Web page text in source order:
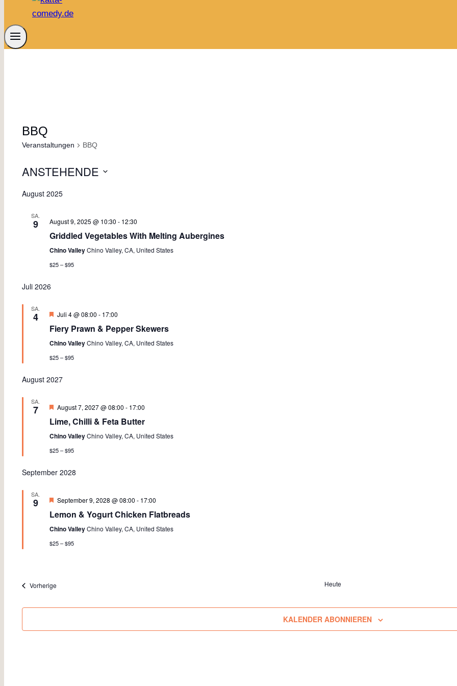
BBQ
Veranstaltungen BBQ
ANSTEHENDE
wählen.
August 2025
SA.
9 August 9, 2025 @ 10:30 - 12:30
Griddled Vegetables With Melting Aubergines
Chino ValleyChino Valley, CA, United States
$25 – $95
Juli 2026
SA.
4 Empfohlen
Juli 4 @ 08:00 - 17:00
Fiery Prawn & Pepper Skewers
Chino ValleyChino Valley, CA, United States
$25 – $95
August 2027
SA.
7 Empfohlen
August 7, 2027 @ 08:00 - 17:00
Lime, Chilli & Feta Butter
Chino ValleyChino Valley, CA, United States
$25 – $95
September 2028
SA.
9 Empfohlen
September 9, 2028 @ 08:00 - 17:00
Lemon & Yogurt Chicken Flatbreads
Chino ValleyChino Valley, CA, United States
$25 – $95
VorherigeVeranstaltungen Heute
KALENDER ABONNIEREN